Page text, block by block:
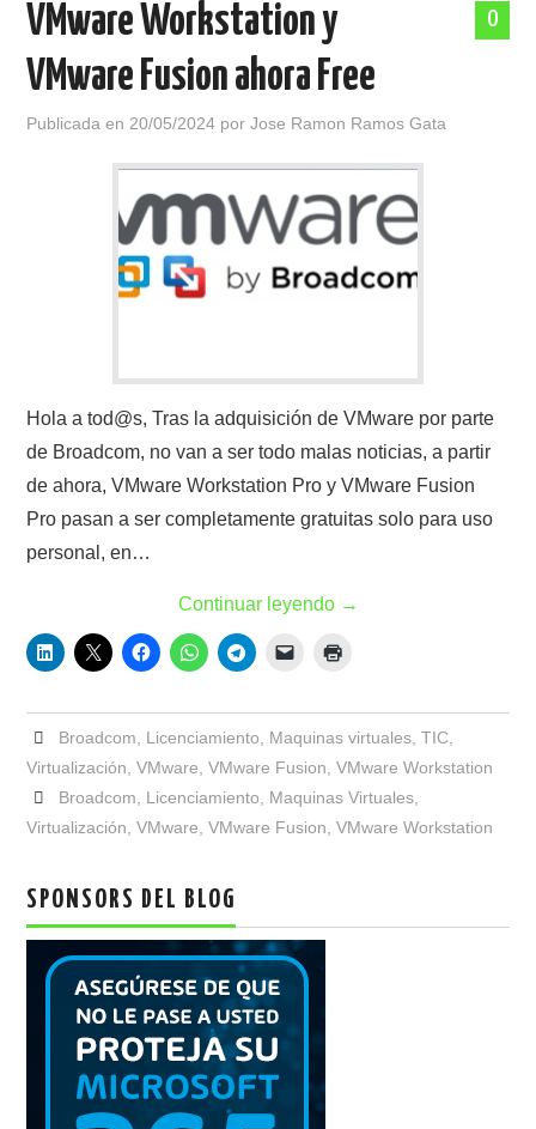
0
VMware Workstation y
VMware Fusion ahora Free
Publicada en 20/05/2024 porJose Ramon Ramos Gata
Hola a tod@s, Tras la adquisición de VMware por parte
de Broadcom, no van a ser todo malas noticias, a partir
de ahora, VMware Workstation Pro y VMware Fusion
Pro pasan a ser completamente gratuitas solo para uso
personal, en…
Continuar leyendo →
Broadcom Licenciamiento Maquinas virtuales, TIC,
Virtualización ,VMware ,VMware Fusion ,VMware Workstation
Broadcom
Licenciamiento Maquinas Virtuales,
Virtualización ,VMware ,VMware Fusion ,VMware Workstation
SPONSORS DEL BLOG